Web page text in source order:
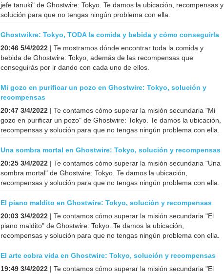
jefe tanuki" de Ghostwire: Tokyo. Te damos la ubicación, recompensas y
solución para que no tengas ningún problema con ella.
Ghostwikre: Tokyo, TODA la comida y bebida y cómo conseguirla
20:46 5/4/2022 | Te mostramos dónde encontrar toda la comida y
bebida de Ghostwire: Tokyo, además de las recompensas que
conseguirás por ir dando con cada uno de ellos.
Mi gozo en purificar un pozo en Ghostwire: Tokyo, solución y
recompensas
20:47 3/4/2022 | Te contamos cómo superar la misión secundaria "Mi
gozo en purificar un pozo" de Ghostwire: Tokyo. Te damos la ubicación,
recompensas y solución para que no tengas ningún problema con ella.
Una sombra mortal en Ghostwire: Tokyo, solución y recompensas
20:25 3/4/2022 | Te contamos cómo superar la misión secundaria "Una
sombra mortal" de Ghostwire: Tokyo. Te damos la ubicación,
recompensas y solución para que no tengas ningún problema con ella.
El piano maldito en Ghostwire: Tokyo, solución y recompensas
20:03 3/4/2022 | Te contamos cómo superar la misión secundaria "El
piano maldito" de Ghostwire: Tokyo. Te damos la ubicación,
recompensas y solución para que no tengas ningún problema con ella.
El arte cobra vida en Ghostwire: Tokyo, solución y recompensas
19:49 3/4/2022 | Te contamos cómo superar la misión secundaria "El